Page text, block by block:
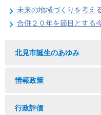
未来の地域づくりを考え
合併２０年を節目とする
北見市誕生のあゆみ
情報政策
行政評価